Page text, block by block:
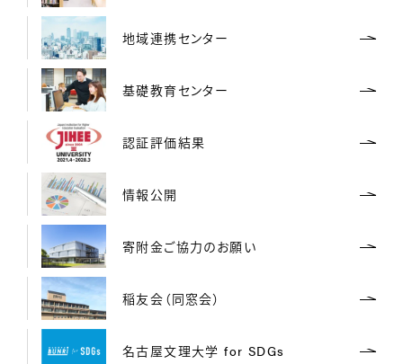
地域連携センター
基礎教育センター
認証評価結果
情報公開
寄附金ご協力のお願い
稲友会（同窓会）
名古屋文理大学 for SDGs